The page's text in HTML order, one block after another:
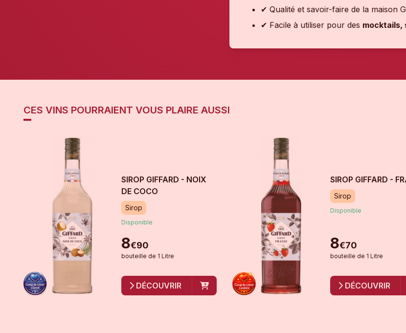
✔ Qualité et savoir-faire de la maison
✔ Facile à utiliser pour des mocktails,
CES VINS POURRAIENT VOUS PLAIRE AUSSI
SIROP GIFFARD - NOIX
DE COCO
Sirop
Disponible
8€90
bouteille de 1 Litre
DÉCOUVRIR
SIROP GIFFARD -
Sirop
Disponible
8€70
bouteille de 1 Litre
DÉCOUVRIR